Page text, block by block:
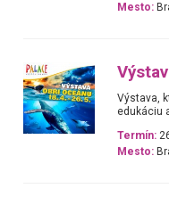
Mesto:
Výstava,
edukáciu
Termín:
Mesto: